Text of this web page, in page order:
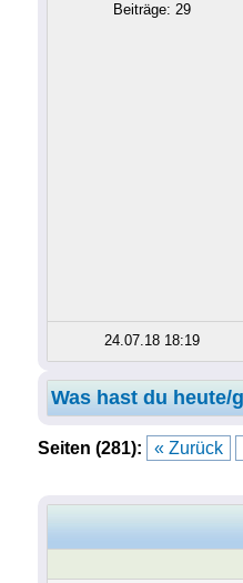
Beiträge: 29
24.07.18 18:19
Was hast du heute/
Seiten (281): « Zurück